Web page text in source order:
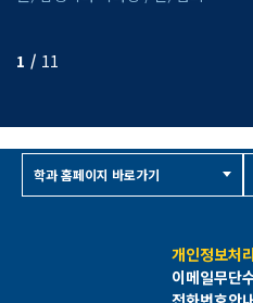
1 11
개인정보처
이메일무단
학과 홈페이지 바로가기